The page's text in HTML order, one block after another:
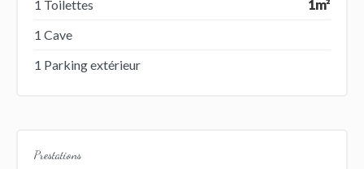
1 Toilettes
1m²
1 Cave
1 Parking extérieur
Prestations